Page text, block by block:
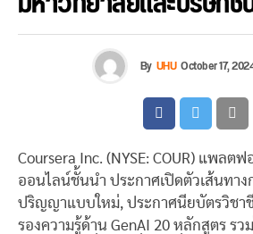
By UHUOctober 17,
Coursera Inc. (NYSE: COUR) แพลตฟ
ออนไลน์ชั้นนำ ประกาศเปิดตัวเส้นทาง
ปริญญาแบบใหม่, ประกาศนียบัตรวิชา
รองความรู้ด้าน GenAI 20 หลักสูตร รว